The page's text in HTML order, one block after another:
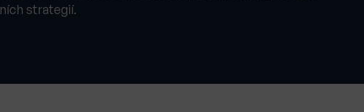
strategií.